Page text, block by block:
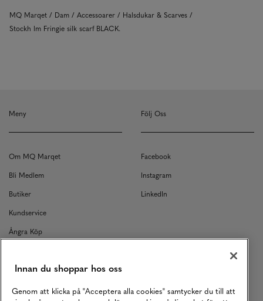
MQ Marqet Dam Accessoarer
Halsdukar & Scarves
Stockh lm Fringie silk scarf BLACK.
Meny
Om MQ Marqet
Bli Medlem
Butiker
Kundservice
Ångra Köp
Returer
Köpvillkor
Följ Oss
Facebook
Instagram
LinkedIn
Innan du shoppar hos oss
Genom att klicka på "Acceptera alla cookies" samtycker du till att